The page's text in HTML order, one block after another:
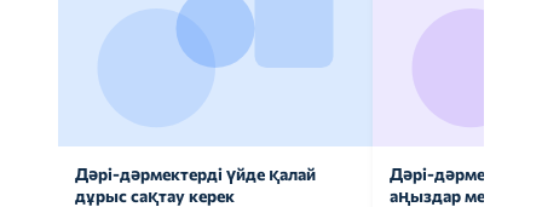
Дәрі-дәрмектерді үйде қалай
дұрыс сақтау керек
Дәрі-дәрмек
аңыздар мен